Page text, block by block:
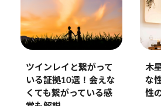
ツインレイと繋がって
いる証拠10選！会えな
くても繋がっている感
木
な
性